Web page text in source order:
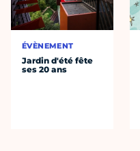
ÉVÈNEMENT
Jardin d'été fête
ses 20 ans